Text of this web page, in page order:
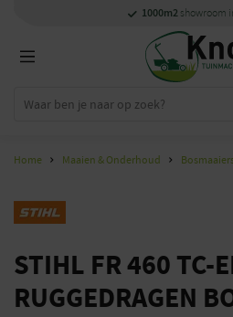
Specialistenmet
1000m2showroom
Persoonlijken
Home Maaien & Onderhoud
STIHL FR 460 TC-
RUGGEDRAGEN